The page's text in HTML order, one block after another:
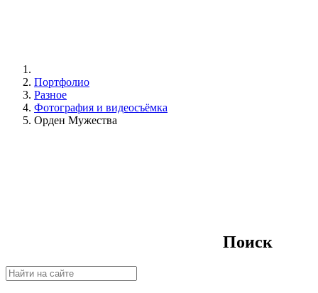
Портфолио
Разное
Фотография и видеосъёмка
Орден Мужества
Поиск